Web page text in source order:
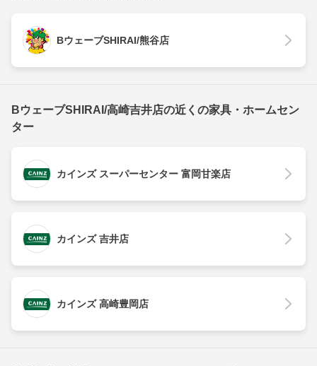
BウェーブSHIRAI/熊谷店
BウェーブSHIRAI/高崎吉井店の近くの家具・ホームセン
ター
カインズ スーパーセンター 富岡甘楽店
カインズ 吉井店
カインズ 高崎豊岡店